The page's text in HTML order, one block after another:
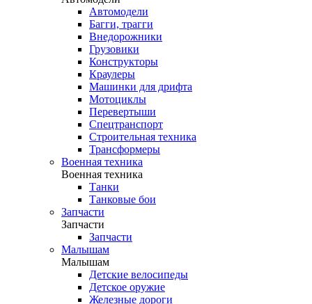
Автомодели
Багги, трагги
Внедорожники
Грузовики
Конструкторы
Краулеры
Машинки для дрифта
Мотоциклы
Перевертыши
Спецтранспорт
Строительная техника
Трансформеры
Военная техника
Военная техника
Танки
Танковые бои
Запчасти
Запчасти
Запчасти
Малышам
Малышам
Детские велосипеды
Детское оружие
Железные дороги